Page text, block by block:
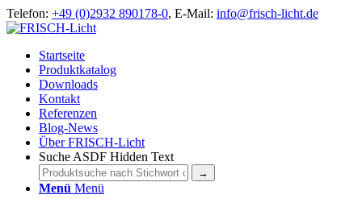
Telefon: +49 (0)2932 890178-0, E-Mail: info@frisch-licht.de
Startseite
Produktkatalog
Downloads
Kontakt
Referenzen
Blog-News
Über FRISCH-Licht
Suche ASDF Hidden Text
Menü Menü